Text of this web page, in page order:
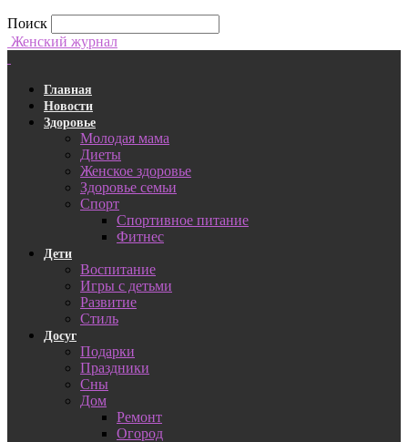
Поиск
Женский журнал
Главная
Новости
Здоровье
Молодая мама
Диеты
Женское здоровье
Здоровье семьи
Спорт
Спортивное питание
Фитнес
Дети
Воспитание
Игры с детьми
Развитие
Стиль
Досуг
Подарки
Праздники
Сны
Дом
Ремонт
Огород